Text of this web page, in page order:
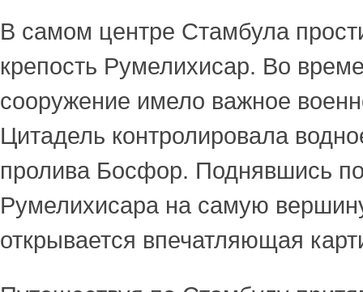
В самом центре Стамбула
крепость Румелихисар. Во
сооружение имело важное
Цитадель контролировала
пролива Босфор. Поднявшись
Румелихисара на самую
открывается впечатляющая